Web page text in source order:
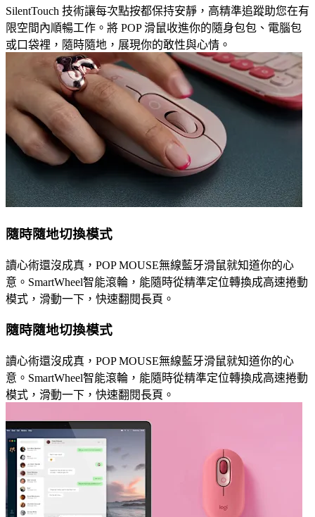
SilentTouch 技術讓每次點按都保持安靜，高精準追蹤助您在有
限空間內順暢工作。將 POP 滑鼠收進你的隨身包包、電腦包
或口袋裡，隨時隨地，展現你的敢性與心情。
隨時隨地切換模式
讀心術還沒成真，POP MOUSE無線藍牙滑鼠就知道你的心
意。SmartWheel智能滾輪，能隨時從精準定位轉換成高速捲動
模式，滑動一下，快速翻閱長頁。
隨時隨地切換模式
讀心術還沒成真，POP MOUSE無線藍牙滑鼠就知道你的心
意。SmartWheel智能滾輪，能隨時從精準定位轉換成高速捲動
模式，滑動一下，快速翻閱長頁。